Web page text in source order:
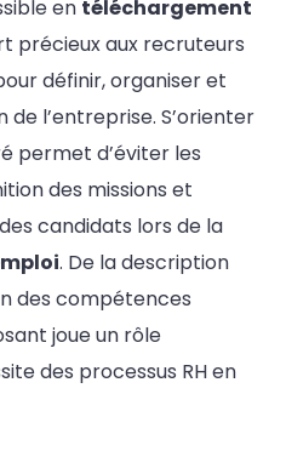
en téléchargement
précieux aux recruteurs
définir, organiser et
de l’entreprise. S’orienter
permet d’éviter les
des missions et
candidats lors de la
. De la description
des compétences
joue un rôle
des processus RH en